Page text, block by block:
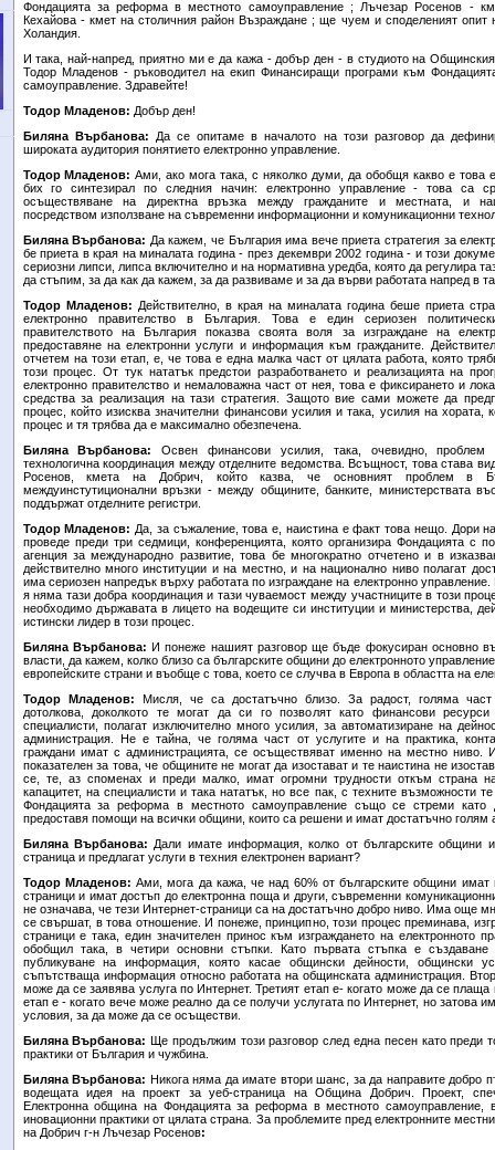
Фондацията за реформа в местното самоуправление ; Лъчезар Росенов -
Кехайова - кмет на столичния район Възраждане ; ще чуем и споделеният опит
Холандия.
И така, най-напред, приятно ми е да кажа - добър ден - в студиото на
Тодор Младенов - ръководител на екип Финансиращи програми към
самоуправление. Здравейте!
Тодор Младенов: Добър ден!
Биляна Върбанова: Да се опитаме в началото на този разговор да
широката аудитория понятието електронно управление.
Тодор Младенов: Ами, ако мога така, с няколко думи, да обобщя какво е това
бих го синтезирал по следния начин: електронно управление - това са
осъществяване на директна връзка между гражданите и местната, и
посредством използване на съвременни информационни и комуникационни
Биляна Върбанова: Да кажем, че България има вече приета стратегия за
бе приета в края на миналата година - през декември 2002 година - и този
сериозни липси, липса включително и на нормативна уредба, която да регулира
да стъпим, за да как да кажем, за да развиваме и за да върви работата напред в
Тодор Младенов: Действително, в края на миналата година беше приета
електронно правителство в България. Това е един сериозен
правителството на България показва своята воля за изграждане на
предоставяне на електронни услуги и информация към гражданите.
отчетем на този етап, е, че това е една малка част от цялата работа, която
този процес. От тук нататък предстои разработването и реализацията на
електронно правителство и немаловажна част от нея, това е фиксирането и
средства за реализация на тази стратегия. Защото вие сами можете да
процес, който изисква значителни финансови усилия и така, усилия на хората,
процес и тя трябва да е максимално обезпечена.
Биляна Върбанова:
Освен финансови усилия, така, очевидно,
технологична координация между отделните ведомства. Всъщност, това става
Росенов, кмета на Добрич, който казва, че основният проблем в
междуинстутиционални връзки - между общините, банките, министерствата
поддържат отделните регистри.
Тодор Младенов: Да, за съжаление, това е, наистина е факт това нещо. Дори
проведе преди три седмици, конференцията, която организира Фондацията с
агенция за международно развитие, това бе многократно отчетено и в
действително много институции и на местно, и на национално ниво полагат
има сериозен напредък върху работата по изграждане на електронно
я няма тази добра координация и тази чуваемост между участниците в този
необходимо държавата в лицето на водещите си институции и министерства,
истински лидер в този процес.
Биляна Върбанова: И понеже нашият разговор ще бъде фокусиран основно
власти, да кажем, колко близо са българските общини до електронното
европейските страни и въобще с това, което се случва в Европа в областта на
Тодор Младенов: Мисля, че са достатъчно близо. За радост, голяма
дотолкова, доколкото те могат да си го позволят като финансови
специалисти, полагат изключително много усилия, за автоматизиране на
администрация. Не е тайна, че голяма част от услугите и на практика,
граждани имат с администрацията, се осъществяват именно на местно ниво.
показателен за това, че общините не могат да изостават и те наистина не
се, те, аз споменах и преди малко, имат огромни трудности откъм страна
капацитет, на специалисти и така нататък, но все пак, с техните възможности
Фондацията за реформа в местното самоуправление също се стреми като
предоставя помощи на всички общини, които са решени и имат достатъчно голям
Биляна Върбанова: Дали имате информация, колко от българските общини
страница и предлагат услуги в техния електронен вариант?
Тодор Младенов: Ами, мога да кажа, че над 60% от българските общини имат
страници и имат достъп до електронна поща и други, съвременни
не означава, че тези Интернет-страници са на достатъчно добро ниво. Има още
се свършат, в това отношение. И понеже, принципно, този процес преминава,
страници е така, един значителен принос към изграждането на електронното
обобщил така, в четири основни стъпки. Като първата стъпка е
публикуване на информация, която касае общински дейности, общински
съпътстваща информация относно работата на общинската администрация.
може да се заявява услуга по Интернет. Третият етап е- когато може да се плаща
етап е - когато вече може реално да се получи услугата по Интернет, но затова
условия, за да може да се осъществи.
Биляна Върбанова: Ще продължим този разговор след една песен като преди
практики от България и чужбина.
Биляна Върбанова: Никога няма да имате втори шанс, за да направите добро
водещата идея на проект за уеб-страница на Община Добрич. Проект,
Електронна община на Фондацията за реформа в местното самоуправление,
иновационни практики от цялата страна. За проблемите пред електронните
на Добрич г-н Лъчезар Росенов: